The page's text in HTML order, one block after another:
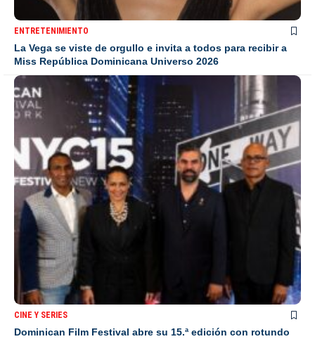
ENTRETENIMIENTO
La Vega se viste de orgullo e invita a todos para recibir a
Miss República Dominicana Universo 2026
CINE Y SERIES
Dominican Film Festival abre su 15.ª edición con rotundo